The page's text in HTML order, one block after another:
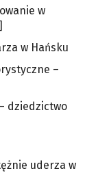
w
w Hańsku
–
dziedzictwo
uderza w